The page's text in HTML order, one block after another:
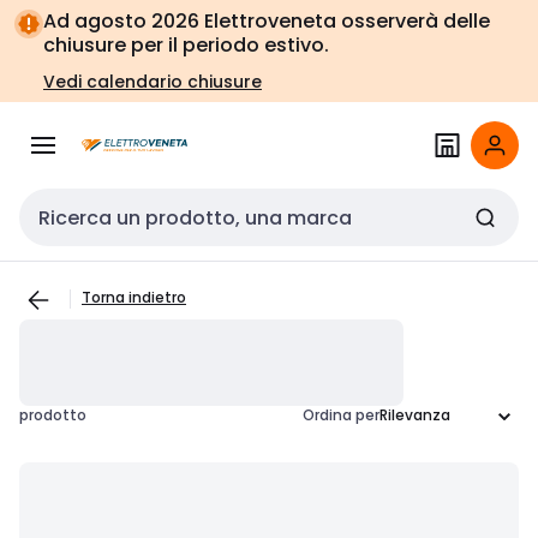
Vai alla
navigazione
Vai
alla
pagina
Ad agosto 2026 Elettroveneta osserverà delle
chiusure per il periodo estivo.
Vedi calendario chiusure
Cerca input
Torna indietro
prodotto Ordina per